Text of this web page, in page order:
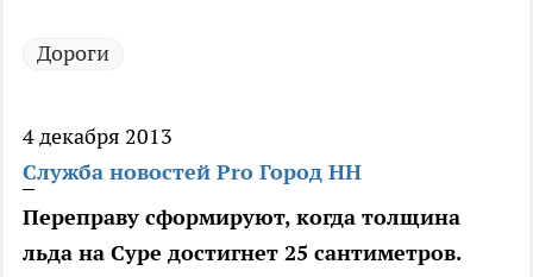
Дороги
4 декабря 2013
Служба новостей Pro Город НН
Переправу сформируют, когда толщина
льда на Суре достигнет 25 сантиметров.